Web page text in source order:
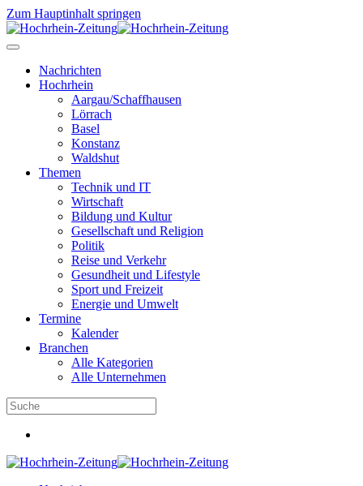
Zum Hauptinhalt springen
Nachrichten
Hochrhein
Aargau/Schaffhausen
Lörrach
Basel
Konstanz
Waldshut
Themen
Technik und IT
Wirtschaft
Bildung und Kultur
Gesellschaft und Religion
Politik
Reise und Verkehr
Gesundheit und Lifestyle
Sport und Freizeit
Energie und Umwelt
Termine
Kalender
Branchen
Alle Kategorien
Alle Unternehmen